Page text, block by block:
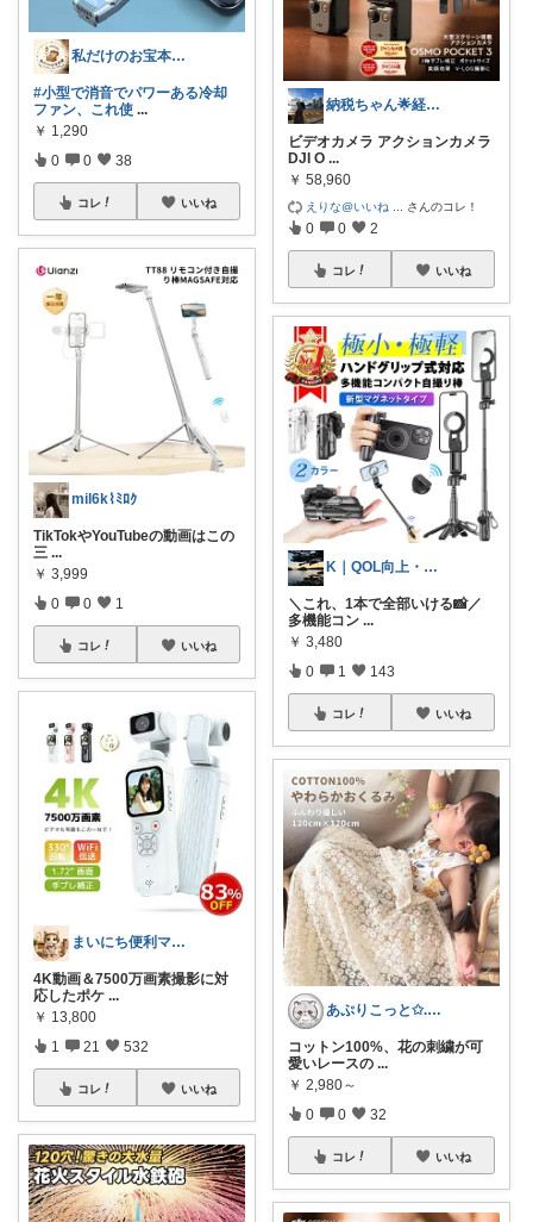
私だけのお宝本舗🍀経由購入いつも感謝！
#小型で消音でパワーある冷却
ファン、これ使 ...
￥ 1,290
0 0 38
コレ いいね
mil6k⌇ﾐﾛｸ
TikTokやYouTubeの動画はこの
三 ...
￥ 3,999
0 0 1
コレ いいね
まいにち便利マーケット
4K動画＆7500万画素撮影に対
応したポケ ...
￥ 13,800
1 21 532
コレ いいね
納税ちゃん🌟経由購入★
ビデオカメラ アクションカメラ
DJI O ...
￥ 58,960
えりな@いいね さんのコレ！
0 0 2
コレ いいね
K｜QOL向上・良品選定室
＼これ、1本で全部いける📸／
多機能コン ...
￥ 3,480
0 1 143
コレ いいね
あぷりこっと✩.*˚100%ROOM経由
コットン100%、花の刺繍が可
愛いレースの ...
￥ 2,980～
0 0 32
コレ いいね